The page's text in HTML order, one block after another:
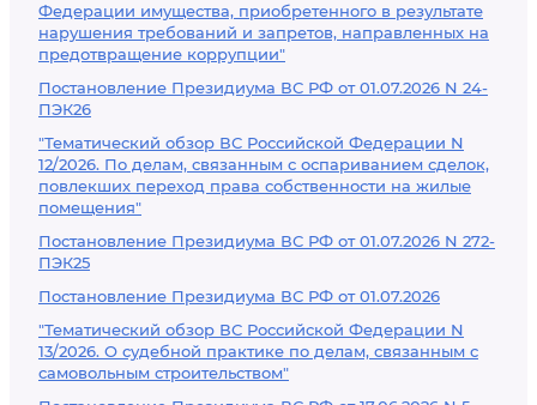
Федерации имущества, приобретенного в результате
нарушения требований и запретов, направленных на
предотвращение коррупции"
Постановление Президиума ВС РФ от 01.07.2026 N 24-
ПЭК26
"Тематический обзор ВС Российской Федерации N
12/2026. По делам, связанным с оспариванием сделок,
повлекших переход права собственности на жилые
помещения"
Постановление Президиума ВС РФ от 01.07.2026 N 272-
ПЭК25
Постановление Президиума ВС РФ от 01.07.2026
"Тематический обзор ВС Российской Федерации N
13/2026. О судебной практике по делам, связанным с
самовольным строительством"